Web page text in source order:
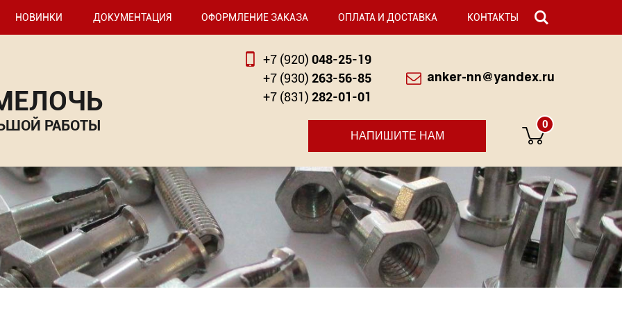
НОВИНКИ ДОКУМЕНТАЦИЯ ОФОРМЛЕНИЕ ЗАКАЗА ОПЛАТА И ДОСТАВКА КОНТАКТЫ
РАБОТЫ
+7 (920) 048-25-19
+7 (930) 263-56-85
+7 (831) 282-01-01
anker-nn@yandex.ru
НАПИШИТЕ НАМ
0